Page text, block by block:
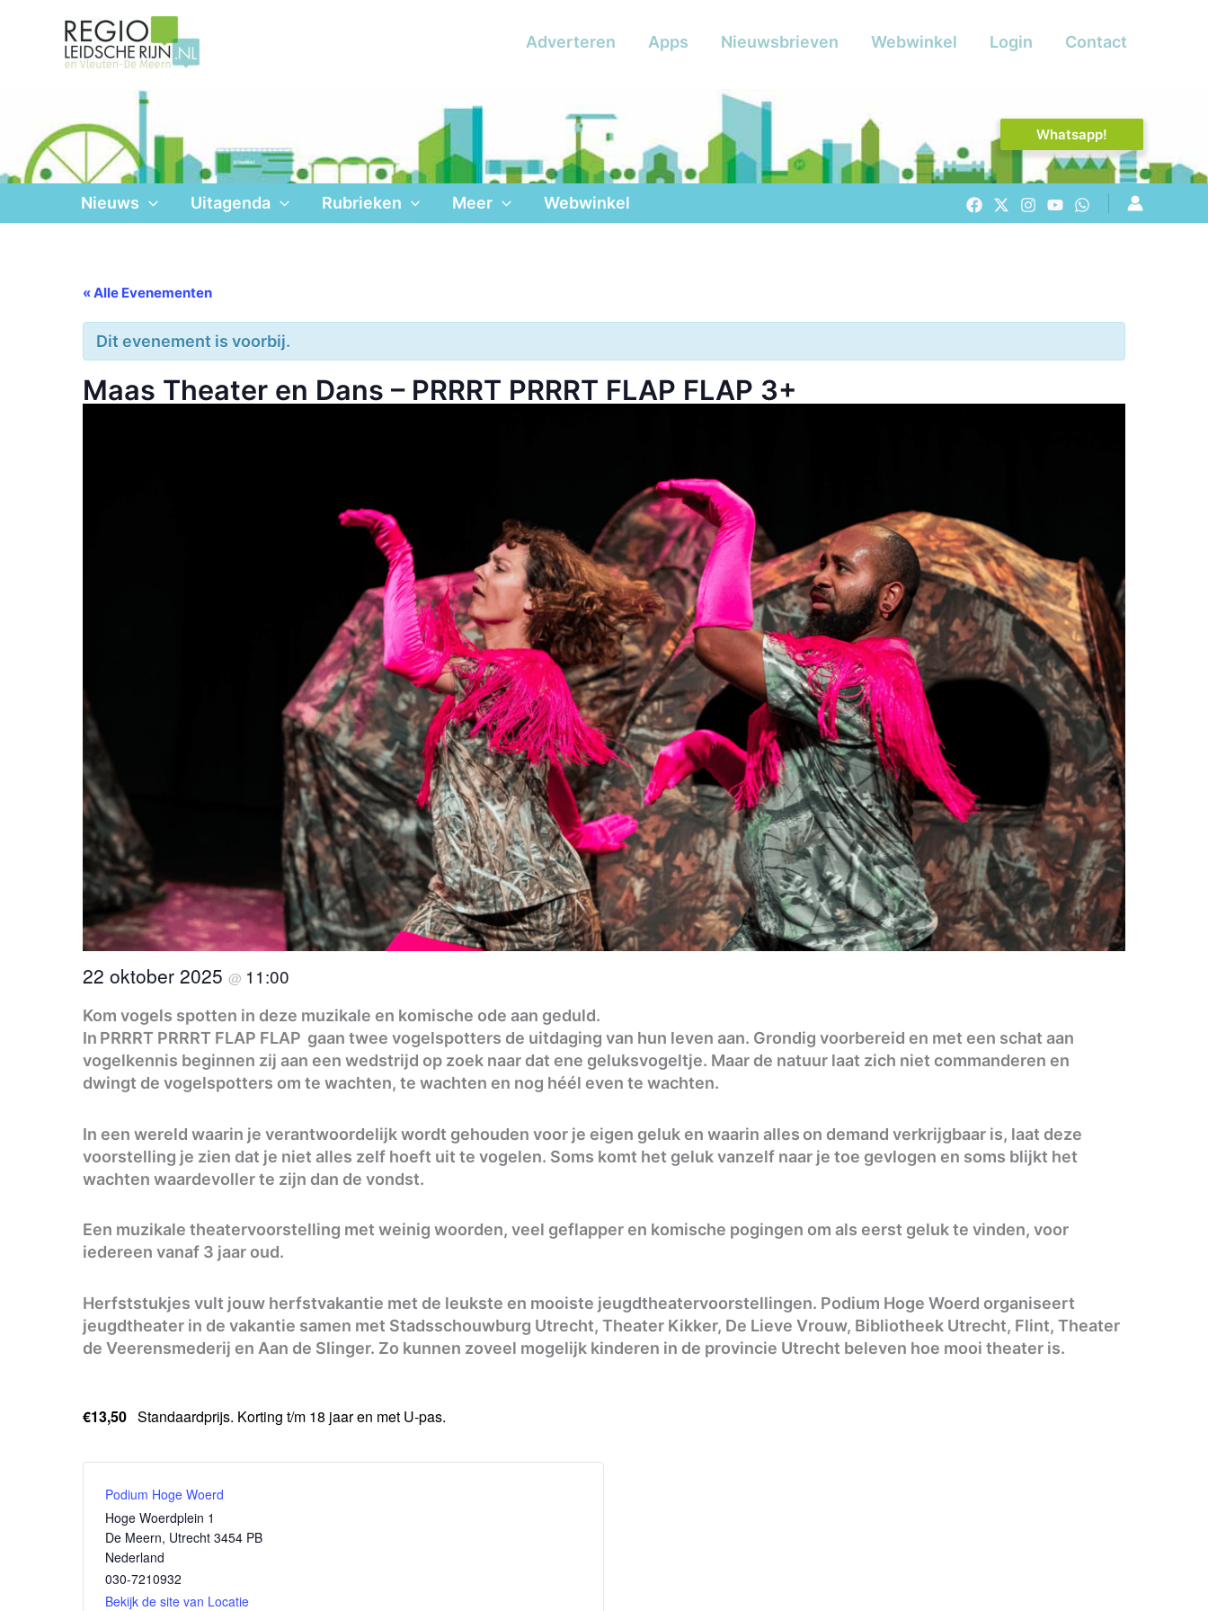
Adverteren Apps Nieuwsbrieven Webwinkel Login Contact
Whatsapp!
Nieuws Uitagenda Rubrieken Meer Webwinkel
« Alle Evenementen
Dit evenement is voorbij.
Maas Theater en Dans – PRRRT PRRRT FLAP FLAP 3+
22 oktober 2025 @ 11:00
Kom vogels spotten in deze muzikale en komische ode aan geduld.
In PRRRT PRRRT FLAP FLAP gaan twee vogelspotters de uitdaging van hun leven aan. Grondig voorbereid en met een schat aan
vogelkennis beginnen zij aan een wedstrijd op zoek naar dat ene geluksvogeltje. Maar de natuur laat zich niet commanderen en
dwingt de vogelspotters om te wachten, te wachten en nog héél even te wachten.
In een wereld waarin je verantwoordelijk wordt gehouden voor je eigen geluk en waarin alles on demand verkrijgbaar is, laat deze
voorstelling je zien dat je niet alles zelf hoeft uit te vogelen. Soms komt het geluk vanzelf naar je toe gevlogen en soms blijkt het
wachten waardevoller te zijn dan de vondst.
Een muzikale theatervoorstelling met weinig woorden, veel geflapper en komische pogingen om als eerst geluk te vinden, voor
iedereen vanaf 3 jaar oud.
Herfststukjes vult jouw herfstvakantie met de leukste en mooiste jeugdtheatervoorstellingen. Podium Hoge Woerd organiseert
jeugdtheater in de vakantie samen met Stadsschouwburg Utrecht, Theater Kikker, De Lieve Vrouw, Bibliotheek Utrecht, Flint, Theater
de Veerensmederij en Aan de Slinger. Zo kunnen zoveel mogelijk kinderen in de provincie Utrecht beleven hoe mooi theater is.
€13,50 Standaardprijs. Korting t/m 18 jaar en met U-pas.
Podium Hoge Woerd
Hoge Woerdplein 1
De Meern, Utrecht 3454 PB
Nederland
030-7210932
Bekijk de site van Locatie